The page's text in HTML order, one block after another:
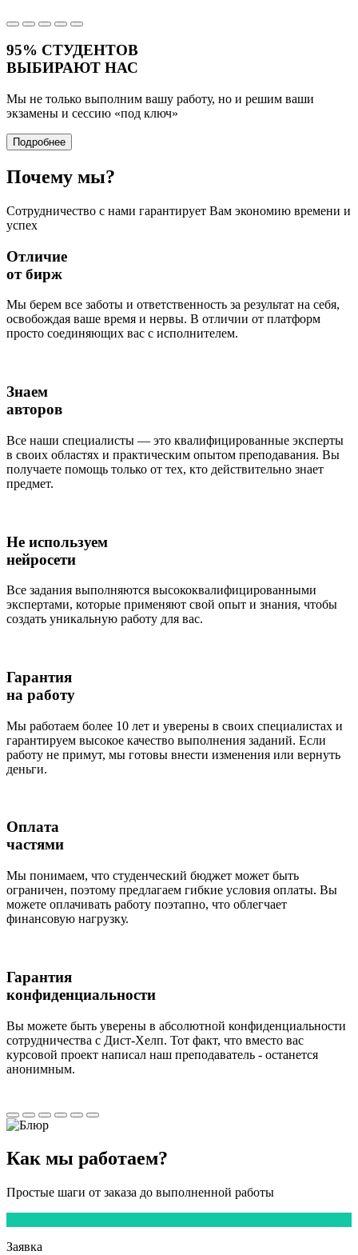
95% СТУДЕНТОВ
ВЫБИРАЮТ НАС
Мы не только выполним вашу работу, но и решим ваши
экзамены и сессию «под ключ»
Подробнее
Почему мы?
Сотрудничество с нами гарантирует Вам экономию времени и
успех
Отличие
от бирж
Мы берем все заботы и ответственность за результат на себя,
освобождая ваше время и нервы. В отличии от платформ
просто соединяющих вас с исполнителем.
Знаем
авторов
Все наши специалисты — это квалифицированные эксперты
в своих областях и практическим опытом преподавания. Вы
получаете помощь только от тех, кто действительно знает
предмет.
Не используем
нейросети
Все задания выполняются высококвалифицированными
экспертами, которые применяют свой опыт и знания, чтобы
создать уникальную работу для вас.
Гарантия
на работу
Мы работаем более 10 лет и уверены в своих специалистах и
гарантируем высокое качество выполнения заданий. Если
работу не примут, мы готовы внести изменения или вернуть
деньги.
Оплата
частями
Мы понимаем, что студенческий бюджет может быть
ограничен, поэтому предлагаем гибкие условия оплаты. Вы
можете оплачивать работу поэтапно, что облегчает
финансовую нагрузку.
Гарантия
конфиденциальности
Вы можете быть уверены в абсолютной конфиденциальности
сотрудничества с Дист-Хелп. Тот факт, что вместо вас
курсовой проект написал наш преподаватель - останется
анонимным.
Как мы работаем?
Простые шаги от заказа до выполненной работы
Заявка